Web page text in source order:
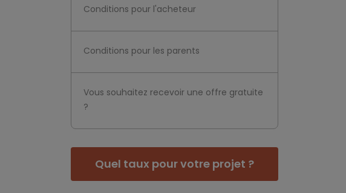
Conditions pour l'acheteur
Conditions pour les parents
Vous souhaitez recevoir une offre gratuite
?
Quel taux pour votre projet ?